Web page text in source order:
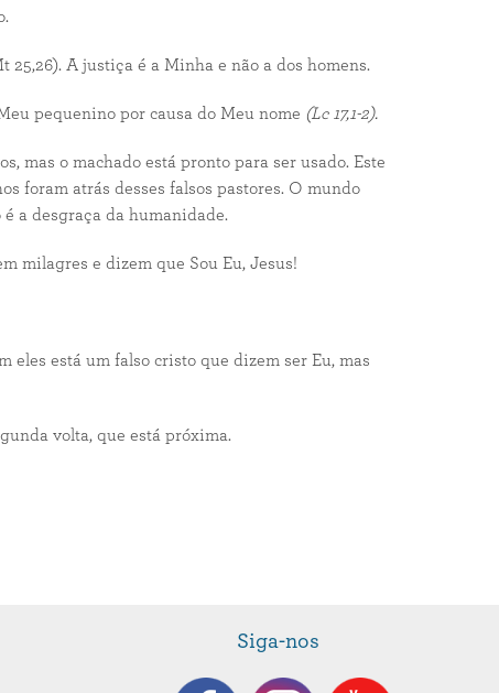
A justiça é a Minha e não a dos homens.
pequenino por causa do Meu nome (Lc 17,1-2).
mas o machado está pronto para ser usado. Este
foram atrás desses falsos pastores. O mundo
a desgraça da humanidade.
milagres e dizem que Sou Eu, Jesus!
eles está um falso cristo que dizem ser Eu, mas
volta, que está próxima.
Siga-nos